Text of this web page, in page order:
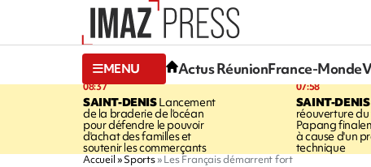
MENU Actus RéunionFrance-Monde
08:37
SAINT-DENISLancement
de la braderie de l'océan
pour défendre le pouvoir
d'achat des familles et
soutenir les commerçants
07:58
SAINT-DENIS
réouverture
Papang
à cause d'un
technique
Accueil Sports Les Français démarrent fort